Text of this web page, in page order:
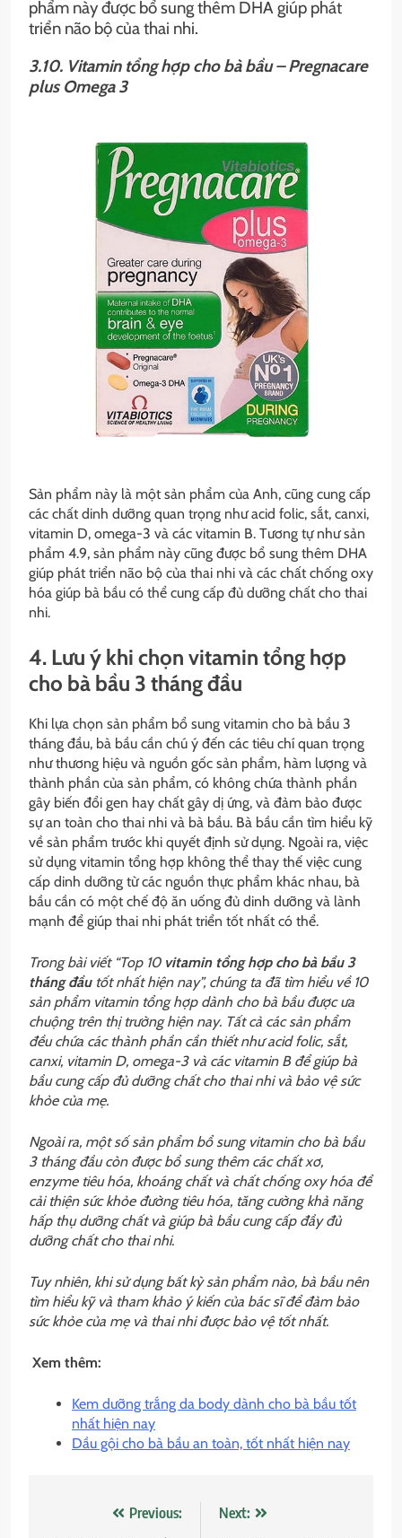
phẩm này được bổ sung thêm DHA giúp phát
triển não bộ của thai nhi.
3.10. Vitamin tổng hợp cho bà bầu – Pregnacare
plus Omega 3
Sản phẩm này là một sản phẩm của Anh, cũng cung cấp
các chất dinh dưỡng quan trọng như acid folic, sắt, canxi,
vitamin D, omega-3 và các vitamin B. Tương tự như sản
phẩm 4.9, sản phẩm này cũng được bổ sung thêm DHA
giúp phát triển não bộ của thai nhi và các chất chống oxy
hóa giúp bà bầu có thể cung cấp đủ dưỡng chất cho thai
nhi.
4. Lưu ý khi chọn vitamin tổng hợp
cho bà bầu 3 tháng đầu
Khi lựa chọn sản phẩm bổ sung vitamin cho bà bầu 3
tháng đầu, bà bầu cần chú ý đến các tiêu chí quan trọng
như thương hiệu và nguồn gốc sản phẩm, hàm lượng và
thành phần của sản phẩm, có không chứa thành phần
gây biến đổi gen hay chất gây dị ứng, và đảm bảo được
sự an toàn cho thai nhi và bà bầu. Bà bầu cần tìm hiểu kỹ
về sản phẩm trước khi quyết định sử dụng. Ngoài ra, việc
sử dụng vitamin tổng hợp không thể thay thế việc cung
cấp dinh dưỡng từ các nguồn thực phẩm khác nhau, bà
bầu cần có một chế độ ăn uống đủ dinh dưỡng và lành
mạnh để giúp thai nhi phát triển tốt nhất có thể.
Trong bài viết “Top 10 vitamin tổng hợp cho bà bầu 3
tháng đầutốt nhất hiện nay”, chúng ta đã tìm hiểu về 10
sản phẩm vitamin tổng hợp dành cho bà bầu được ưa
chuộng trên thị trường hiện nay. Tất cả các sản phẩm
đều chứa các thành phần cần thiết như acid folic, sắt,
canxi, vitamin D, omega-3 và các vitamin B để giúp bà
bầu cung cấp đủ dưỡng chất cho thai nhi và bảo vệ sức
khỏe của mẹ.
Ngoài ra, một số sản phẩm bổ sung vitamin cho bà bầu
3 tháng đầu còn được bổ sung thêm các chất xơ,
enzyme tiêu hóa, khoáng chất và chất chống oxy hóa để
cải thiện sức khỏe đường tiêu hóa, tăng cường khả năng
hấp thụ dưỡng chất và giúp bà bầu cung cấp đầy đủ
dưỡng chất cho thai nhi.
Tuy nhiên, khi sử dụng bất kỳ sản phẩm nào, bà bầu nên
tìm hiểu kỹ và tham khảo ý kiến của bác sĩ để đảm bảo
sức khỏe của mẹ và thai nhi được bảo vệ tốt nhất.
Xem thêm:
Kem dưỡng trắng da body dành cho bà bầu tốt
nhất hiện nay
Dầu gội cho bà bầu an toàn, tốt nhất hiện nay
Previous:
Next: